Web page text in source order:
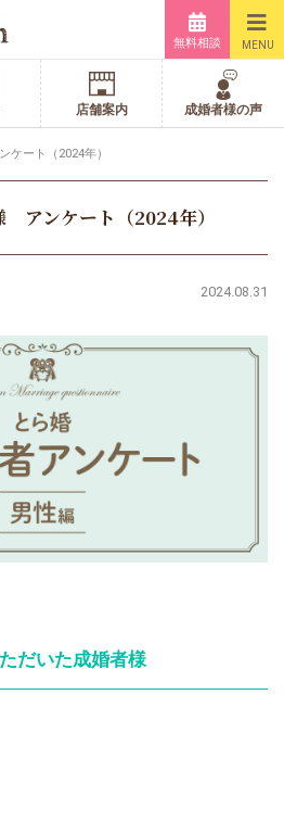
無料相談 MENU
店舗案内 成婚者様の声
ート（2024年）
アンケート（2024年）
2024.08.31
だいた成婚者様